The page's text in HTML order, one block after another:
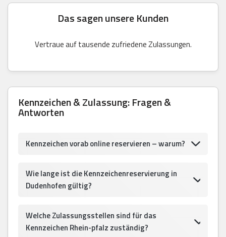
Das sagen unsere Kunden
Vertraue auf tausende zufriedene Zulassungen.
Kennzeichen & Zulassung: Fragen &
Antworten
Kennzeichen vorab online reservieren – warum?
Wie lange ist die Kennzeichenreservierung in
Dudenhofen gültig?
Welche Zulassungsstellen sind für das
Kennzeichen Rhein-pfalz zuständig?